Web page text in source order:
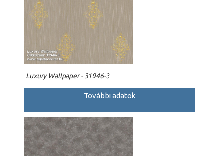
Luxury Wallpaper - 31946-3
További adatok